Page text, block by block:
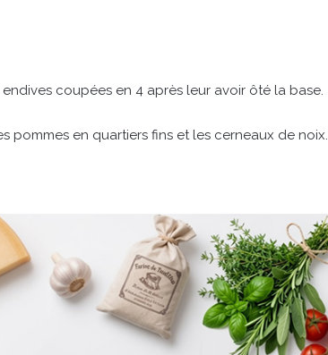
coupées en 4 après leur avoir ôté la base.
pommes en quartiers fins et les cerneaux de noix.